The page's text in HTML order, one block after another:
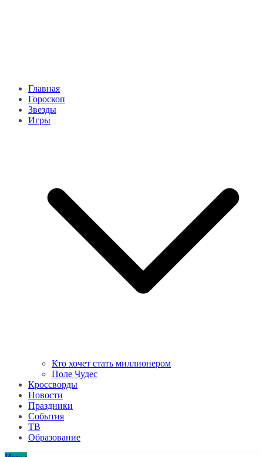
Главная
Гороскоп
Звезды
Игры
Кто хочет стать миллионером
Поле Чудес
Кроссворды
Новости
Праздники
События
ТВ
Образование